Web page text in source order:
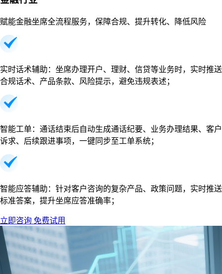
赋能金融坐席全流程服务，保障合规、提升转化、降低风险
实时话术辅助：坐席办理开户、理财、信贷等业务时，实时推送
合规话术、产品条款、风险提示，避免违规表述；
智能工单：通话结束后自动生成通话纪要、业务办理结果、客户
诉求、后续跟进事项，一键同步至工单系统；
智能应答辅助：针对客户咨询的复杂产品、政策问题，实时推送
标准答案，提升坐席应答准确率；
立即咨询 免费试用